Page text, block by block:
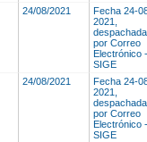
24/08/2021
Fecha 24-
2021,
despachada
por Correo
Electrónico -
SIGE
24/08/2021
Fecha 24-
2021,
despachada
por Correo
Electrónico -
SIGE